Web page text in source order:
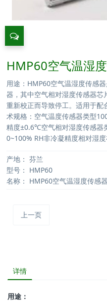
HMP60空气温湿
用途：HMP60空气温湿度传感
器，其中空气相对湿度传感器
重新校正而导致停工。适用于
术规格：空气温度传感器类型
精度±0.6℃空气相对湿度传感器
0~100% RH非冷凝精度相对湿
产地： 芬兰
型号： HMP60
名称： HMP60空气温湿度传感器
上一页
详情
用途：